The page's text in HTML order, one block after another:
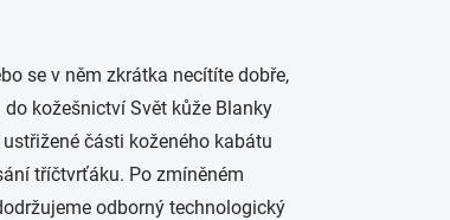
se v něm zkrátka necítíte dobře,
kožešnictví Svět kůže Blanky
části koženého kabátu
tříčtvrťáku. Po zmíněném
odborný technologický